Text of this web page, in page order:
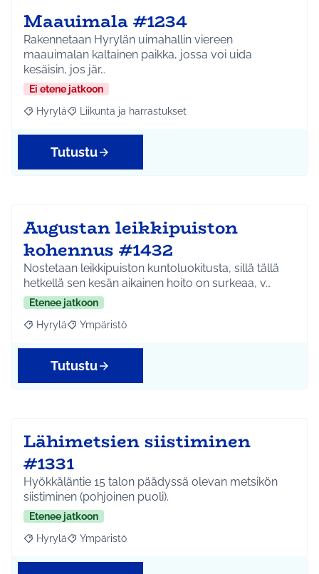
Maauimala #1234
Rakennetaan Hyrylän uimahallin viereen
maauimalan kaltainen paikka, jossa voi uida
kesäisin, jos jär…
Ei etene jatkoon
Rajaa tulokset aihepiirin mukaan: Hyrylä
Hyrylä Rajaa tulokset teeman mukaan: Liikunta ja
Liikunta ja harrastukset
Tutustu
Augustan leikkipuiston
kohennus #1432
Nostetaan leikkipuiston kuntoluokitusta, sillä tällä
hetkellä sen kesän aikainen hoito on surkeaa, v…
Etenee jatkoon
Rajaa tulokset aihepiirin mukaan: Hyrylä
Hyrylä Rajaa tulokset teeman mukaan: Ympäristö
Ympäristö
Tutustu
Lähimetsien siistiminen
#1331
Hyökkäläntie 15 talon päädyssä olevan metsikön
siistiminen (pohjoinen puoli).
Etenee jatkoon
Rajaa tulokset aihepiirin mukaan: Hyrylä
Hyrylä Rajaa tulokset teeman mukaan: Ympäristö
Ympäristö